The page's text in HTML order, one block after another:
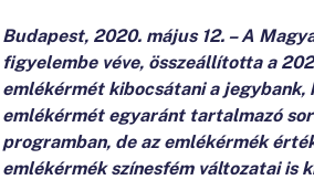
Budapest, 2020. május 12. – A
figyelembe véve, összeállította a
emlékérmét kibocsátani a
emlékérmét egyaránt tartalmazó
programban, de az emlékérmék
emlékérmék színesfém változatai is